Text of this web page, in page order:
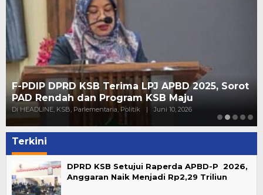
F-PDIP DPRD KSB Terima LPJ APBD 2025, Sorot
PAD Rendah dan Program KSB Maju
Di HEADLINE, KSB, Parlementaria, Politik | Juni 10, 2026
Terkini
DPRD KSB Setujui Raperda APBD-P 2026,
Anggaran Naik Menjadi Rp2,29 Triliun